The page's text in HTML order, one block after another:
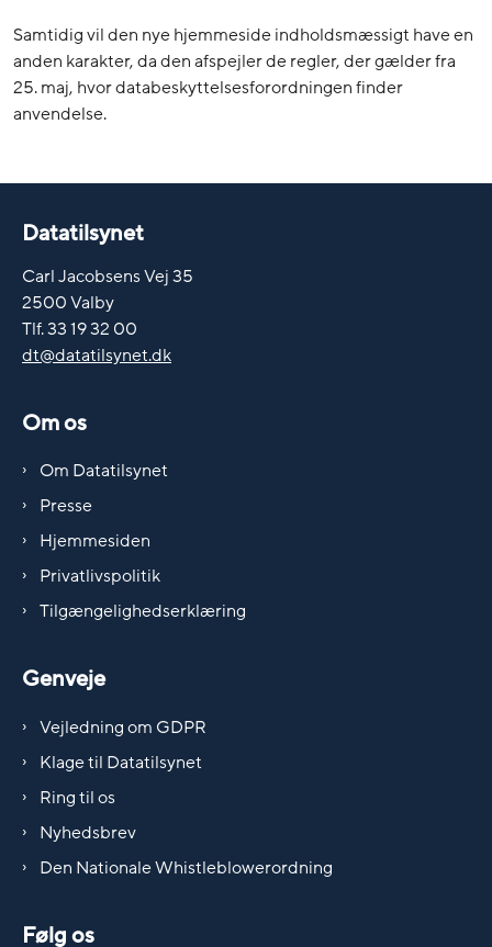
Samtidig vil den nye hjemmeside indholdsmæssigt have en
anden karakter, da den afspejler de regler, der gælder fra
25. maj, hvor databeskyttelsesforordningen finder
anvendelse.
Datatilsynet
Carl Jacobsens Vej 35
2500 Valby
Tlf. 33 19 32 00
dt@datatilsynet.dk
Om os
Om Datatilsynet
Presse
Hjemmesiden
Privatlivspolitik
Tilgængelighedserklæring
Genveje
Vejledning om GDPR
Klage til Datatilsynet
Ring til os
Nyhedsbrev
Den Nationale Whistleblowerordning
Følg os